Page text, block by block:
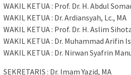
WAKIL KETUA : Prof. Dr. H. Abdul
WAKIL KETUA : Dr. Ardiansyah, Lc., MA
WAKIL KETUA : Prof. Dr. H. Aslim
WAKIL KETUA : Dr. Muhammad Arifin
WAKIL KETUA : Dr. Nirwan Syafrin
SEKRETARIS : Dr. Imam Yazid, MA